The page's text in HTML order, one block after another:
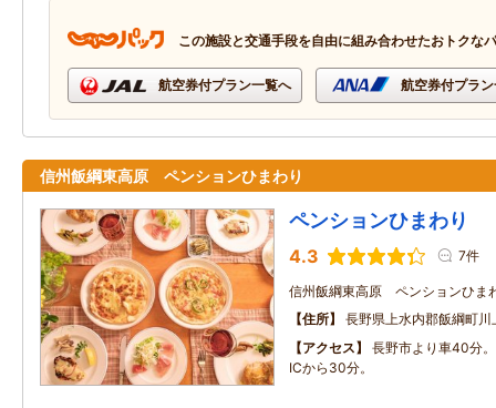
この施設と交通手段を自由に組み合わせたおトクな
航空券付プラン一覧へ 航空券付プラ
信州飯綱東高原 ペンションひまわり
ペンションひまわり
4.3 7件
信州飯綱東高原 ペンションひま
住所
長野県上水内郡飯綱町川
アクセス
長野市より車40分
ICから30分。